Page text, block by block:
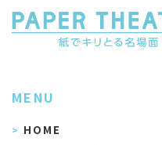
MENU
HOME